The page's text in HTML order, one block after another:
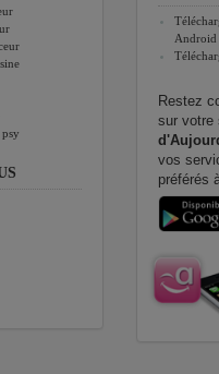
Android
Restez
sur votre
vos
préférés